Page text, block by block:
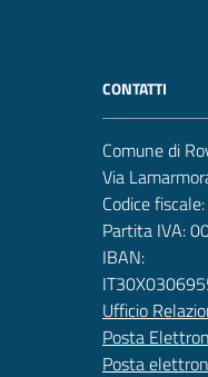
CONTATTI
Comune di
Via
Codice
Partita IVA:
IBAN:
Ufficio
Posta
Posta